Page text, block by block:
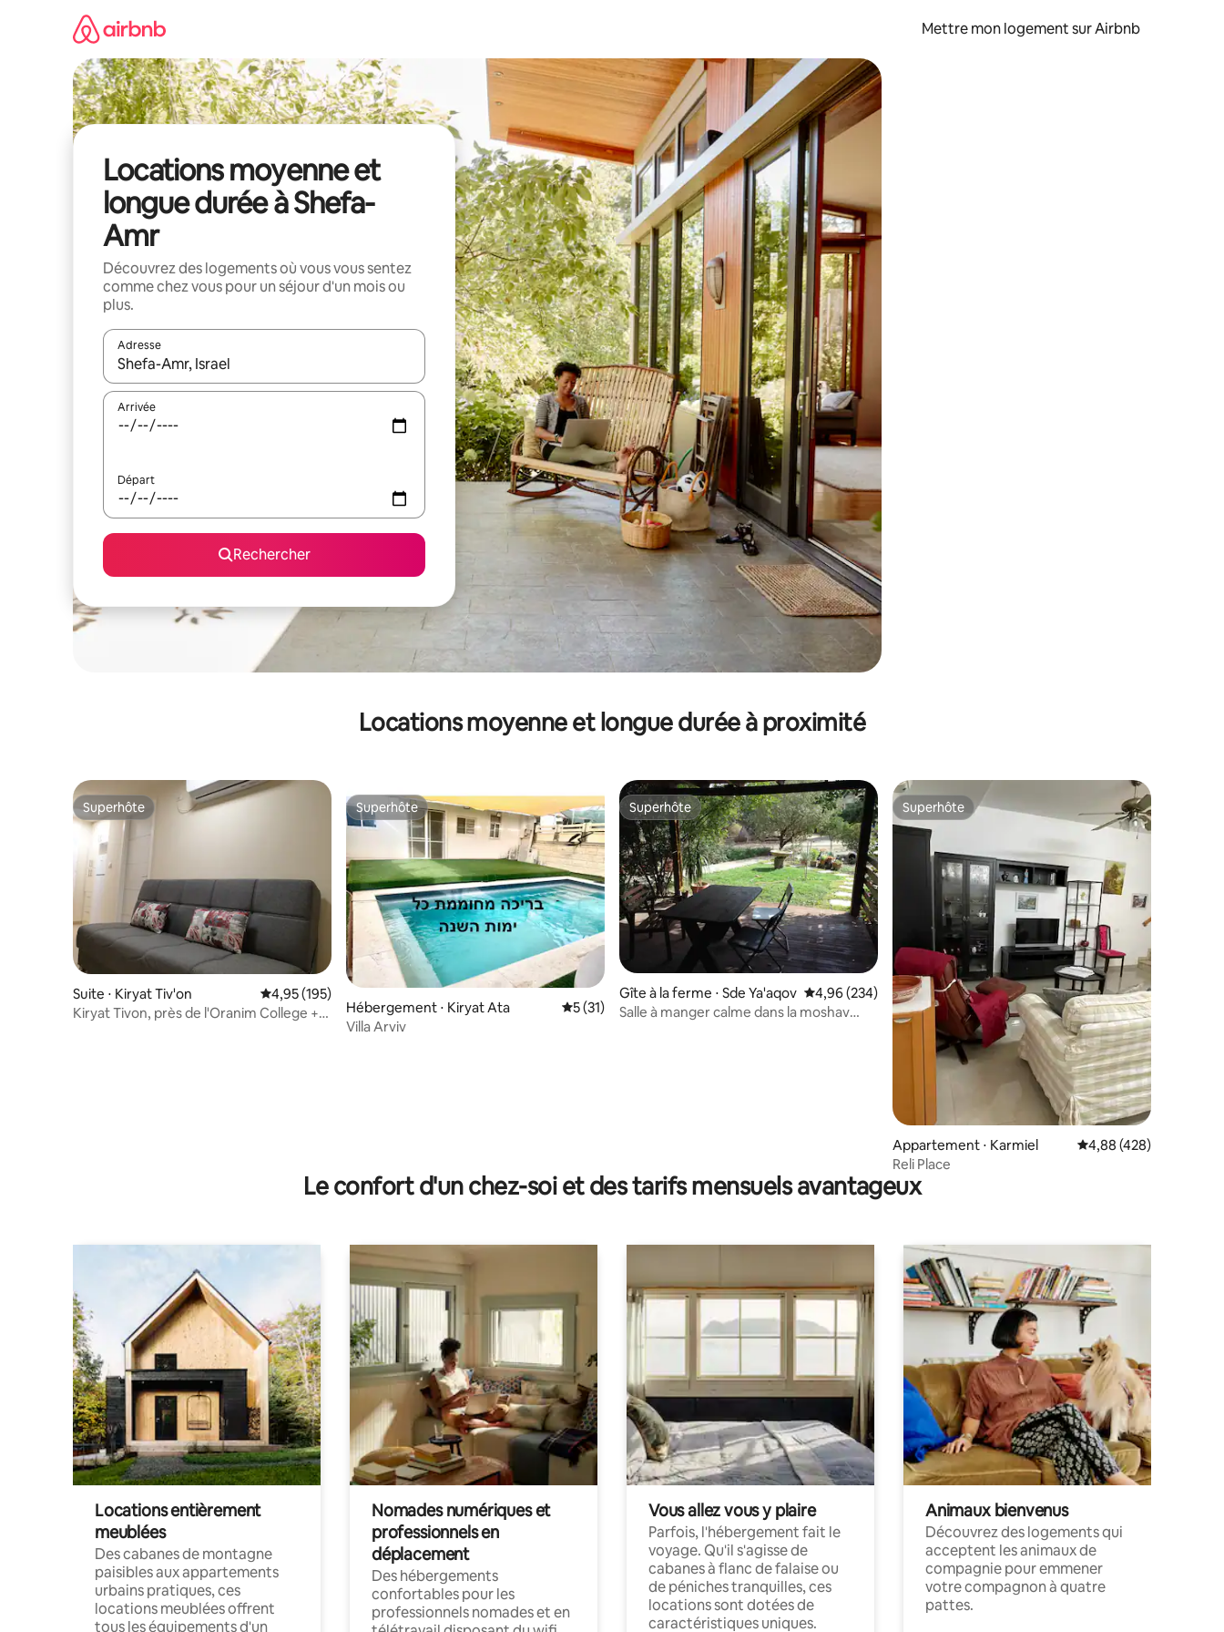
Mettre mon logement sur Airbnb
Locations moyenne et
longue durée à Shefa-
Amr
Découvrez des logements où vous vous sentez
comme chez vous pour un séjour d'un mois ou
plus.
Adresse
Lorsque les résultats s'affichent, utilisez les flèches vers le haut et vers le bas pour les parcourir ou en appuyant et en faisant glisser.
Arrivée
Départ
Rechercher
Locations moyenne et longue durée à proximité
Superhôte
Superhôte
Suite ⋅ Kiryat Tiv'on Évaluation moyenne sur la base de 195 commentaires : 4,95 sur 5
4,95 (195)
Kiryat Tivon, près de l'Oranim College +
Superhôte
Superhôte
Hébergement ⋅ Kiryat Ata Évaluation moyenne sur la base de 31 commentaires : 5 sur 5
5 (31)
Villa Arviv
Superhôte
Superhôte
Gîte à la ferme ⋅ Sde Ya'aqov Évaluation moyenne sur la base de 234 commentaires : 4,96 sur 5
4,96 (234)
Salle à manger calme dans la moshav
Superhôte
Superhôte
Appartement ⋅ Karmiel Évaluation moyenne
4,88 (428)
Reli Place
Le confort d'un chez-soi et des tarifs mensuels avantageux
Locations entièrement
meublées
Des cabanes de montagne
paisibles aux appartements
urbains pratiques, ces
locations meublées offrent
tous les équipements d'un
Nomades numériques et
professionnels en
déplacement
Des hébergements
confortables pour les
professionnels nomades et en
Vous allez vous y plaire
Parfois, l'hébergement fait le
voyage. Qu'il s'agisse de
cabanes à flanc de falaise ou
de péniches tranquilles, ces
locations sont dotées de
caractéristiques uniques.
Animaux bienvenus
Découvrez des logements qui
acceptent les animaux de
compagnie pour emmener
votre compagnon à quatre
pattes.